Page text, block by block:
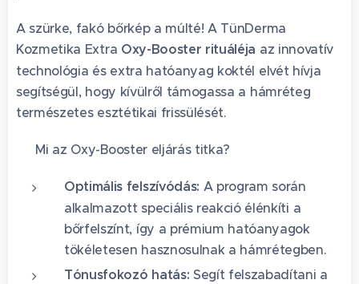
A szürke, fakó bőrkép a múlté! A TünDerma
Kozmetika Extra Oxy-Booster rituáléja az innovatív
technológia és extra hatóanyag koktél elvét hívja
segítségül, hogy kívülről támogassa a hámréteg
természetes esztétikai frissülését. 🪐
✨ Mi az Oxy-Booster eljárás titka?
Optimális felszívódás: A program során
alkalmazott speciális reakció élénkíti a
bőrfelszínt, így a prémium hatóanyagok
tökéletesen hasznosulnak a hámrétegben.
Tónusfokozó hatás: Segít felszabadítani a